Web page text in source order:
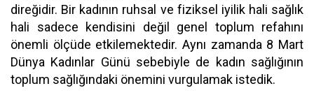
direğidir. Bir kadının ruhsal ve fiziksel iyilik hali sağlık
hali sadece kendisini değil genel toplum refahını
önemli ölçüde etkilemektedir. Aynı zamanda 8 Mart
Dünya Kadınlar Günü sebebiyle de kadın sağlığının
toplum sağlığındaki önemini vurgulamak istedik.